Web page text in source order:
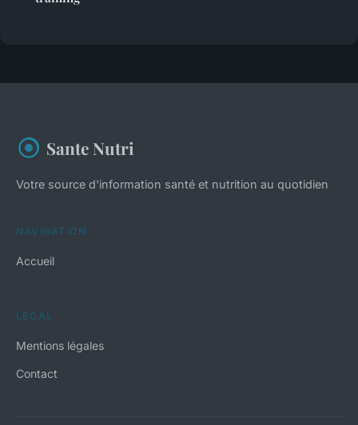
Sante Nutri
Votre source d'information santé et nutrition au quotidien
NAVIGATION
Accueil
LÉGAL
Mentions légales
Contact